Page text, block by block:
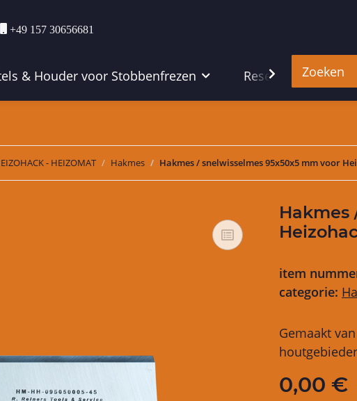
+49 157 30656681
& Houder voor Stobbenfrezen Reserveonderdelen
- HEIZOMAT Hakmes Hakmes / snelwisselmes 95x50x5 mm voor
Hakmes
item
categorie:
Gemaakt
0,00 €